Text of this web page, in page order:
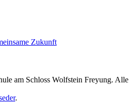
Zukunft
am Schloss Wolfstein Freyung. Alle
.